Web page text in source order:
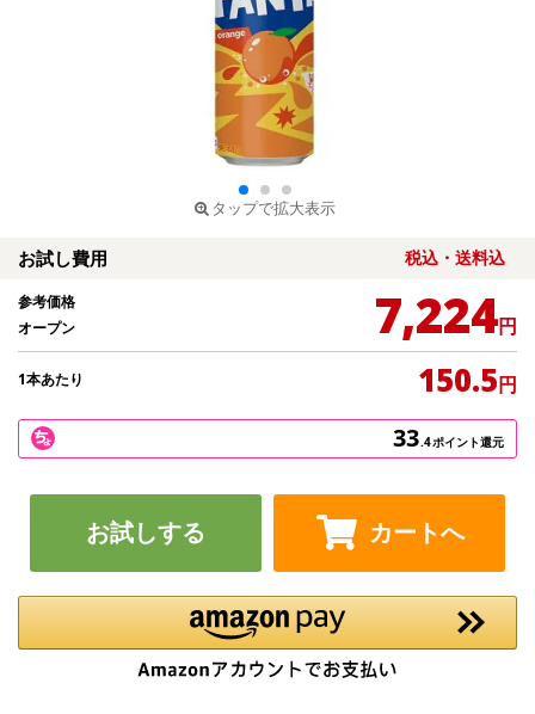
タップで拡大表示
お試し費用 税込・送料込
参考価格
オープン
7,224円
1本あたり 150.5円
33.4ポイント還元
お試しする カートへ